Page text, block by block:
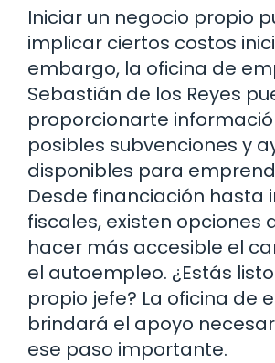
Iniciar un negocio propio
implicar ciertos costos
embargo, la oficina de
Sebastián de los Reyes
proporcionarte
posibles subvenciones y
disponibles para
Desde financiación hasta
fiscales, existen opciones
hacer más accesible el
el autoempleo. ¿Estás
propio jefe? La oficina de
brindará el apoyo
ese paso importante.